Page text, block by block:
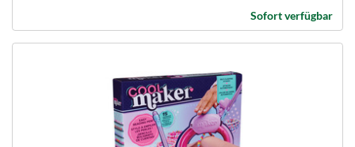
Sofort verfügbar